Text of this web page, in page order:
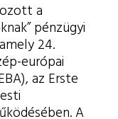
a
pénzügyi
24.
európai
az Erste
A